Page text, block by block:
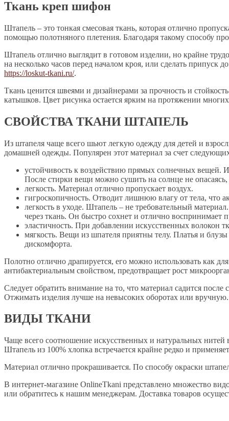
Ткань креп шифон
Штапель – это тонкая смесовая ткань, которая отлично
помощью полотняного плетения. Благодаря такому способу
Штапель отлично выглядит в готовом изделии, но крайне
на несколько часов перед началом кроя, или сделать припуск
https://loskut-tkani.ru/.
Ткань ценится швеями и дизайнерами за прочность и
катышков. Цвет рисунка остается ярким на протяжении многих
СВОЙСТВА ТКАНИ ШТАПЕЛЬ
Из штапеля чаще всего шьют легкую одежду для детей и
домашней одежды. Популярен этот материал за счет
устойчивость к воздействию прямых солнечных вещей.
После стирки вещи можно сушить на солнце не
легкость. Материал отлично пропускает воздух.
гигроскопичность. Отводит лишнюю влагу от тела, что
легкость в уходе. Штапель – не требовательный
через ткань. Он быстро сохнет и отлично воспринимает
эластичность. При добавлении искусственных волокон
мягкость. Вещи из шпателя приятны телу. Платья и
дискомфорта.
Полотно отлично драпируется, его можно использовать как
антибактериальным свойством, предотвращает рост
Следует обратить внимание на то, что материал садится
Отжимать изделия лучше на невысоких оборотах или
ВИДЫ ТКАНИ
Чаще всего соотношение искусственных и натуральных
Штапель из 100% хлопка встречается крайне редко и
Материал отлично прокрашивается. По способу окраски
В интернет-магазине OnlineTkani представлено множество
или обратитесь к нашим менеджерам. Доставка товаров